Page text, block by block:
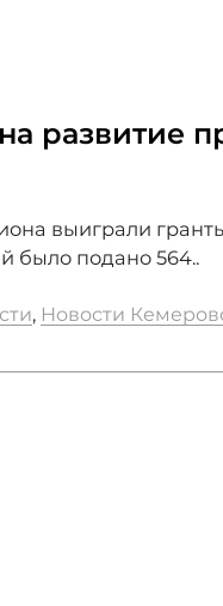
развитие
выиграли
было подано 564..
, Новости